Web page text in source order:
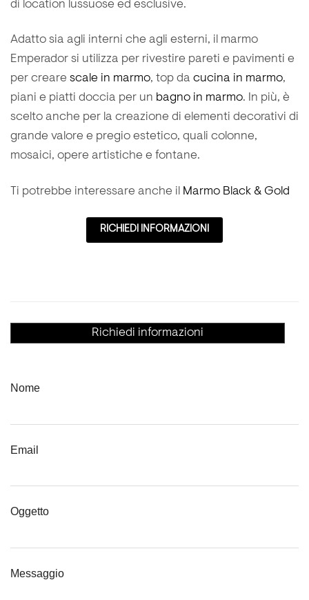
di location lussuose ed esclusive.
Adatto sia agli interni che agli esterni, il marmo
Emperador si utilizza per rivestire pareti e pavimenti e
per creare scale in marmo, top da cucina in marmo,
piani e piatti doccia per un bagno in marmo. In più, è
scelto anche per la creazione di elementi decorativi di
grande valore e pregio estetico, quali colonne,
mosaici, opere artistiche e fontane.
Ti potrebbe interessare anche il Marmo Black & Gold
RICHIEDI INFORMAZIONI
Richiedi informazioni
Nome
Email
Oggetto
Messaggio